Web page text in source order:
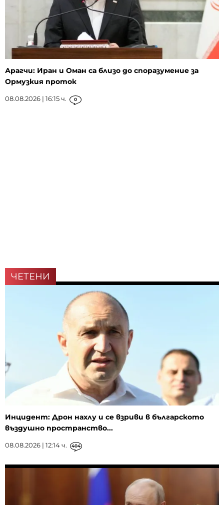
Арагчи: Иран и Оман са близо до споразумение за
Ормузкия проток
08.08.2026 | 16:15 ч. 0
ЧЕТЕНИ
Инцидент: Дрон нахлу и се взриви в българското
въздушно пространство...
08.08.2026 | 12:14 ч. 404